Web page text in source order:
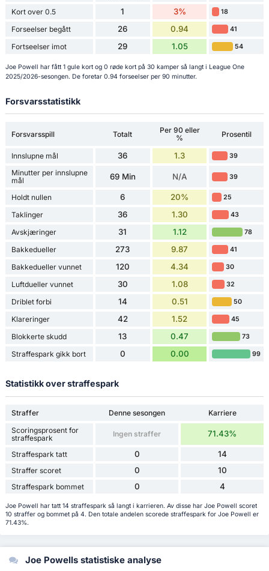
Kort over 0.5 1 3% 18
Forseelser begått 26 0.94 41
Fortseelser imot 29 1.05 54
Joe Powell har fått 1 gule kort og 0 røde kort på 30 kamper så langt i League One
2025/2026-sesongen. De foretar 0.94 forseelser per 90 minutter.
Forsvarsstatistikk
Forsvarsspill Totalt
Per 90 eller
%
Prosentil
Innslupne mål 36 1.3 39
Minutter per innslupne
mål
69 Min N/A 39
Holdt nullen 6 20% 25
Taklinger 36 1.30 43
Avskjæringer 31 1.12 78
Bakkedueller 273 9.87 41
Bakkedueller vunnet 120 4.34 30
Luftdueller vunnet 30 1.08 32
Driblet forbi 14 0.51 50
Klareringer 42 1.52 45
Blokkerte skudd 13 0.47 73
Straffespark gikk bort 0 0.00 99
Statistikk over straffespark
Straffer Denne sesongen
Karriere
Scoringsprosent for
straffespark
Ingen straffer 71.43%
Straffespark tatt 0 14
Straffer scoret 0 10
Straffespark bommet 0 4
Joe Powell har tatt 14 straffespark så langt i karrieren. Av disse har Joe Powell scoret
10 straffer og bommet på 4. Den totale andelen scorede straffespark for Joe Powell er
71.43%.
Joe Powells statistiske analyse